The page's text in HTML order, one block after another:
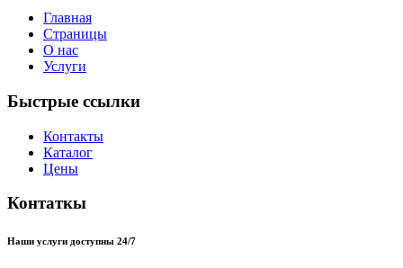
Главная
Страницы
О нас
Услуги
Быстрые ссылки
Контакты
Каталог
Цены
Контаткы
Наши услуги доступны 24/7